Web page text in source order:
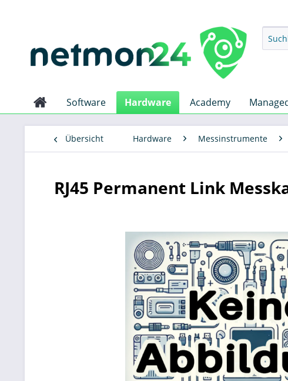
Software Hardware Academy
Übersicht Hardware Messinstrumente
RJ45 Permanent Link